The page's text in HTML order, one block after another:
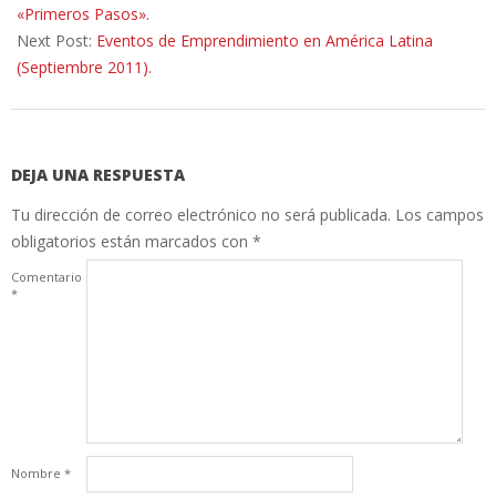
23
«Primeros Pasos».
Next Post: Eventos de Emprendimiento en América Latina
(Septiembre 2011).
DEJA UNA RESPUESTA
Tu dirección de correo electrónico no será publicada. Los campos
obligatorios están marcados con *
Comentario
*
Nombre *